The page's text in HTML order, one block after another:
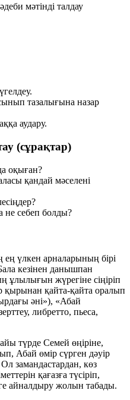
мәтінді талдау
тазалығына назар
аудару.
(сұрақтар)
оқыған?
қандай мәселені
не себеп болды?
үлкен арналарының бірі
кезінен данышпан
ұлылығын жүрегіне сіңіріп
қайта-қайта оралып
әні»), «Абай
либретто, пьеса,
түрде Семей өңіріне,
Абай өмір сүрген дәуір
замандастардан, көз
қағазға түсіріп,
айналдыру жолын табады.